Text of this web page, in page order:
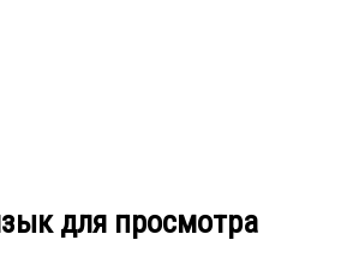
для просмотра